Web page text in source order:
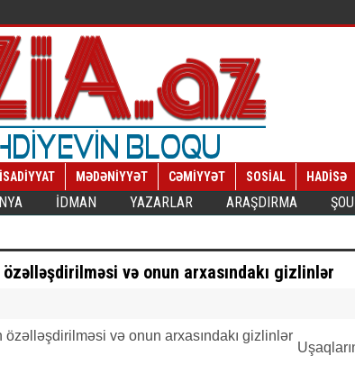
MƏDƏNİYYƏT CƏMİYYƏT SOSİAL HADİSƏ
İDMAN YAZARLAR ARAŞDIRMA
özəlləşdirilməsi və onun arxasındakı gizlinlər